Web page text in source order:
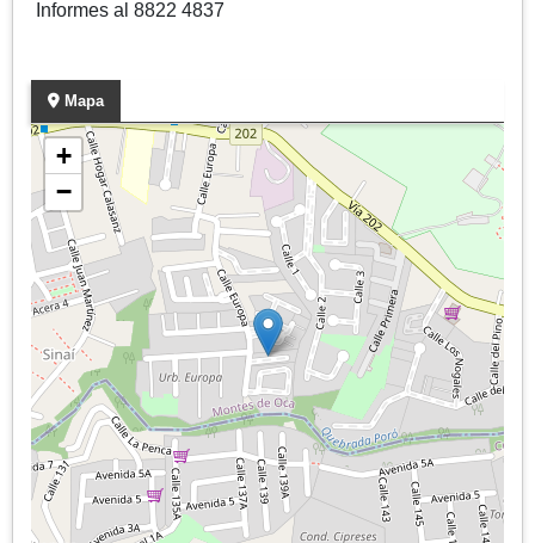
Informes al 8822 4837
Mapa
+
−